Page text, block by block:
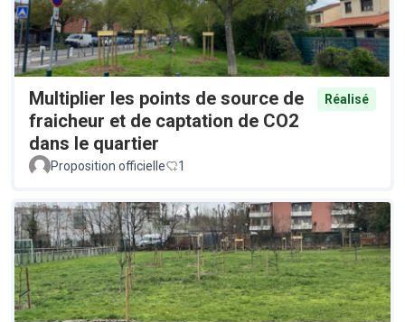
Multiplier les points de source de
fraicheur et de captation de CO2
dans le quartier
Réalisé
Proposition officielle 1